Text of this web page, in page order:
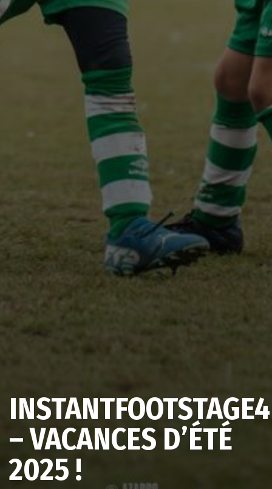
INSTANTFOOTSTAGE4
– VACANCES D’ÉTÉ
2025 !